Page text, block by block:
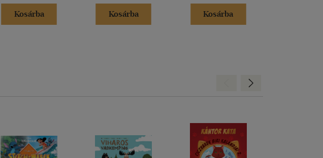
Kosárba
Kosárba
Kosárba
Előre